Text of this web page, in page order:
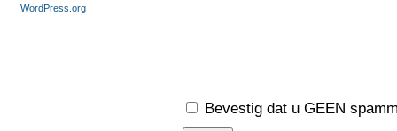
Bevestig dat u GEEN
WordPress.org